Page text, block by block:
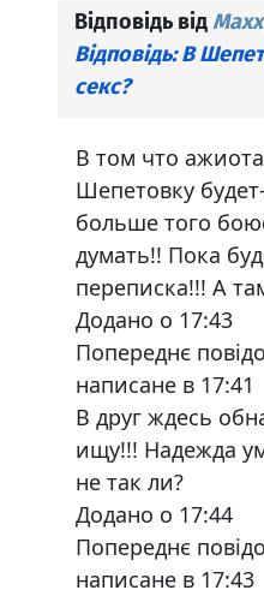
Відповідь відMaxx
Відповідь: В
секс?
В том что
Шепетовку
больше того
думать!! Пока
переписка!!! А
Додано о 17:43
Попереднє
написане в 17:41
В друг ждесь
ищу!!! Надежда
не так ли?
Додано о 17:44
Попереднє
написане в 17:43